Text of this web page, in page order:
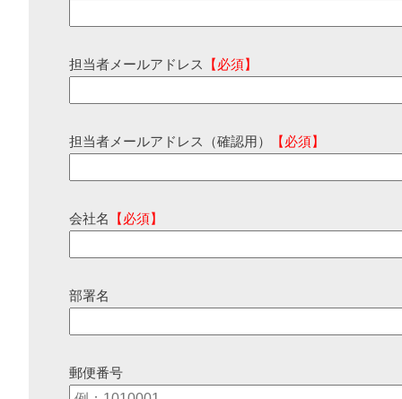
担当者メールアドレス 【必須】
担当者メールアドレス（確認用） 【必須】
会社名 【必須】
部署名
郵便番号